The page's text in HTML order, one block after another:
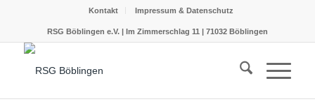
Kontakt Impressum & Datenschutz
RSG Böblingen e.V. | Im Zimmerschlag 11 | 71032 Böblingen